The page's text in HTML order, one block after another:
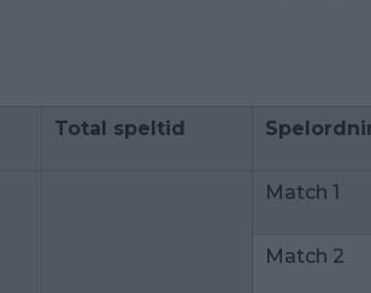
Total speltid
Match 1
Match 2